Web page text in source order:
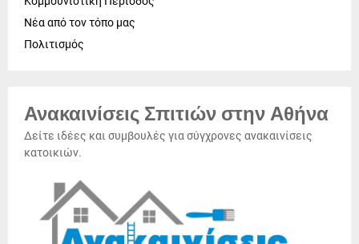
Νέα από τον τόπο μας
Πολιτισμός
Ανακαινίσεις Σπιτιών στην Αθήνα
Δείτε ιδέες και συμβουλές για σύγχρονες ανακαινίσεις
κατοικιών.